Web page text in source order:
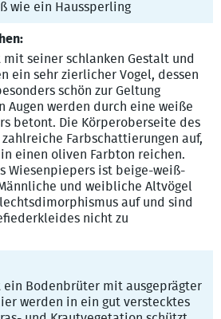
wie ein Haussperling
mit seiner schlanken Gestalt und
ein sehr zierlicher Vogel, dessen
schön zur Geltung
Augen werden durch eine weiße
betont. Die Körperoberseite des
Farbschattierungen auf,
einen oliven Farbton reichen.
Wiesenpiepers ist beige-weiß-
und weibliche Altvögel
auf und sind
nicht zu
ein Bodenbrüter mit ausgeprägter
werden in ein gut verstecktes